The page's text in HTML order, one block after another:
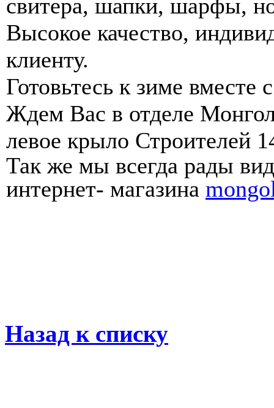
свитера, шапки, шарфы,
Высокое качество,
клиенту.
Готовьтесь к зиме вместе
Ждем Вас в отделе
левое крыло Строителей
Так же мы всегда рады
интернет- магазина
Назад к списку